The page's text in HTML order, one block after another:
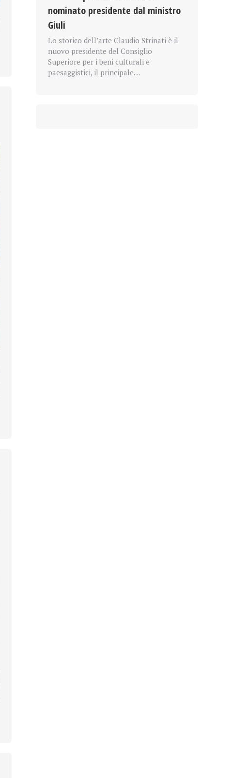
nominato presidente dal ministro
Giuli
Lo storico dell’arte Claudio Strinati è il
nuovo presidente del Consiglio
Superiore per i beni culturali e
paesaggistici, il principale…